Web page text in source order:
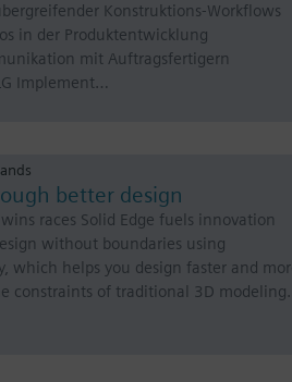
Konstruktions-Workflows
in der Produktentwicklung
mit Auftragsfertigern
Implement…
better design
races Solid Edge fuels innovation
without boundaries using
which helps you design faster and
constraints of traditional 3D modeling.